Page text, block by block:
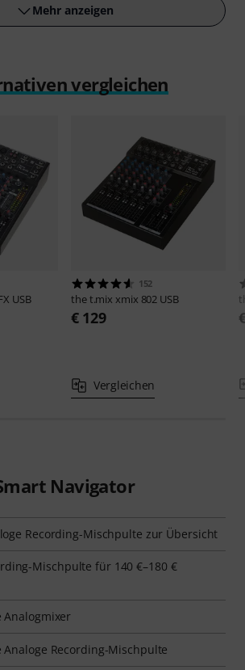
Mehr anzeigen
vergleichen
USB
152
the t.mixxmix 802 USB
€ 129
Vergleichen
Navigator
Recording-Mischpulte zur Übersicht
Mischpulte für 140 €–180 €
Analogmixer
Analoge Recording-Mischpulte